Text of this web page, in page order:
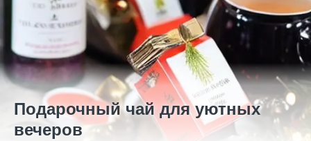
Подарочный чай для уютных
вечеров